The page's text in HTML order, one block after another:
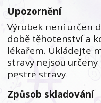
Upozornění
Výrobek není určen
době těhotenství a
lékařem. Ukládejte
stravy nejsou
pestré stravy.
Způsob skladování